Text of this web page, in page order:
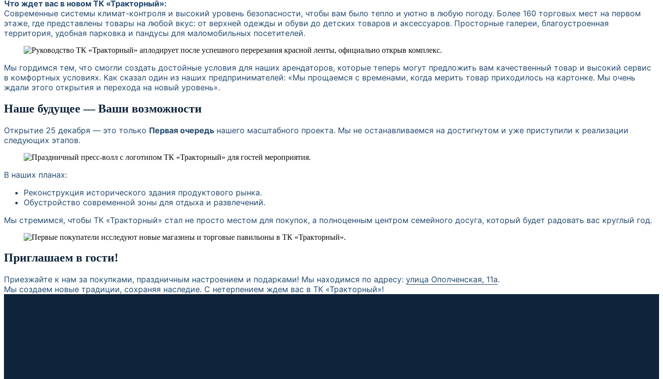
Нажимая кнопку «Отправить заявку», вы соглашаетесь на обработку персональных данных
и принимаетеправила пользования сайтом
Отправить заявку
Что ждет вас в новом ТК «Тракторный»:
Современные системы климат-контроля и высокий уровень безопасности, чтобы вам было тепло и уютно в любую погоду. Более 160 торговых мест на первом
этаже, где представлены товары на любой вкус: от верхней одежды и обуви до детских товаров и аксессуаров. Просторные галереи, благоустроенная
территория, удобная парковка и пандусы для маломобильных посетителей.
Мы гордимся тем, что смогли создать достойные условия для наших арендаторов, которые теперь могут предложить вам качественный товар и высокий сервис
в комфортных условиях. Как сказал один из наших предпринимателей: «Мы прощаемся с временами, когда мерить товар приходилось на картонке. Мы очень
ждали этого открытия и перехода на новый уровень».
Наше будущее — Ваши возможности
Открытие 25 декабря — это только Первая очередь нашего масштабного проекта. Мы не останавливаемся на достигнутом и уже приступили к реализации
следующих этапов.
В наших планах:
Реконструкция исторического здания продуктового рынка.
Обустройство современной зоны для отдыха и развлечений.
Мы стремимся, чтобы ТК «Тракторный» стал не просто местом для покупок, а полноценным центром семейного досуга, который будет радовать вас круглый год.
Приглашаем в гости!
Приезжайте к нам за покупками, праздничным настроением и подарками! Мы находимся по адресу: улица Ополченская, 11а.
Мы создаем новые традиции, сохраняя наследие. С нетерпением ждем вас в ТК «Тракторный»!